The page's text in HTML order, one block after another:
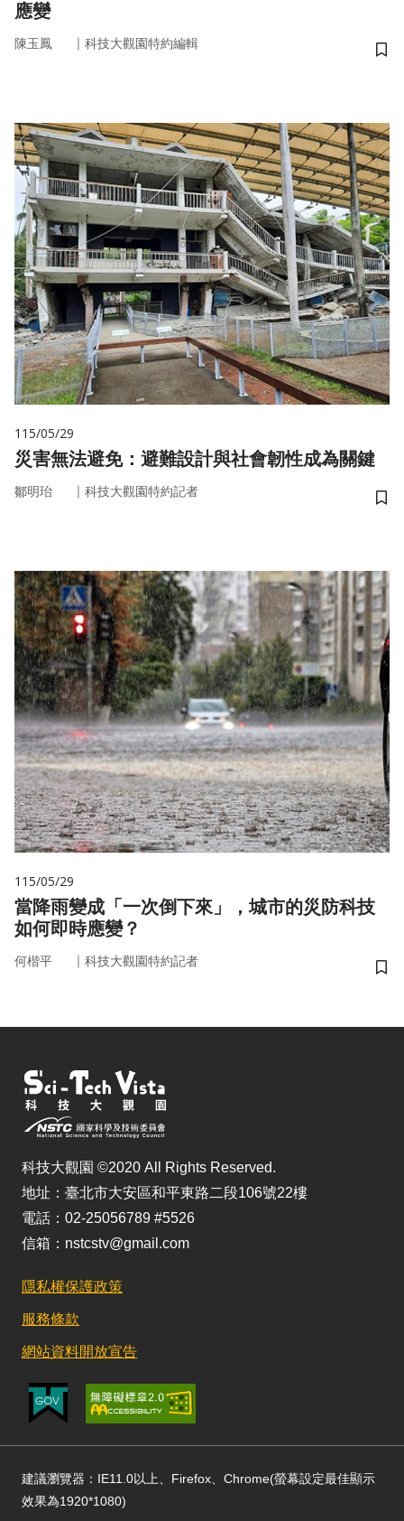
應變
陳玉鳳 ｜ 科技大觀園特約編輯
儲
115/05/29
災害無法避免：避難設計與社會韌性成為關鍵
鄒明珆 ｜ 科技大觀園特約記者
儲
115/05/29
當降雨變成「一次倒下來」，城市的災防科技
如何即時應變？
何楷平 ｜ 科技大觀園特約記者
儲
科技大觀園 ©2020 All Rights Reserved.
地址：臺北市大安區和平東路二段106號22樓
電話：02-25056789 #5526
信箱：nstcstv@gmail.com
隱私權保護政策
服務條款
網站資料開放宣告
建議瀏覽器：IE11.0以上、Firefox、Chrome(螢幕設定最佳顯示
效果為1920*1080)